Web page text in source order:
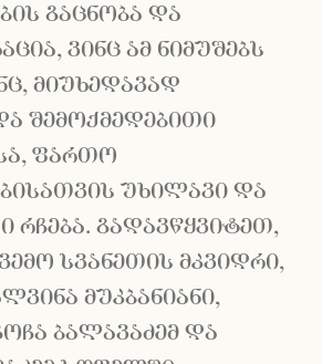
გაცნობა და
ვინც ამ ნიმუშებს
მიუხედავად
შემოქმედებითი
ფართო
უხილავი და
რჩება. გადავწყვიტეთ,
სვანეთის მკვიდრი,
მუკბანიანი,
ბალავაძემ და